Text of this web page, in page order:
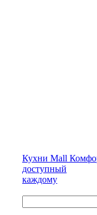
Кухни Mall
доступный
каждому